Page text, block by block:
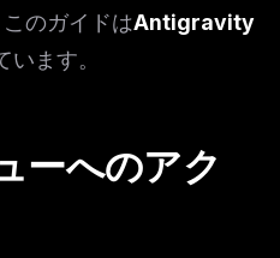
のガイドはAntigravity
います。
ーへのアク